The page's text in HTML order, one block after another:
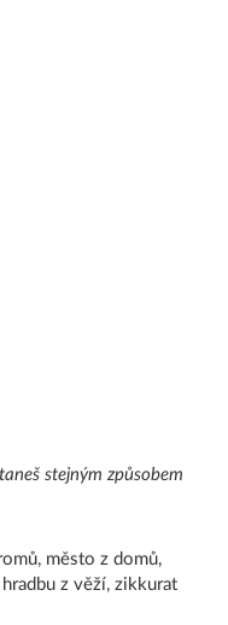
stejným způsobem
město z domů,
z věží, zikkurat